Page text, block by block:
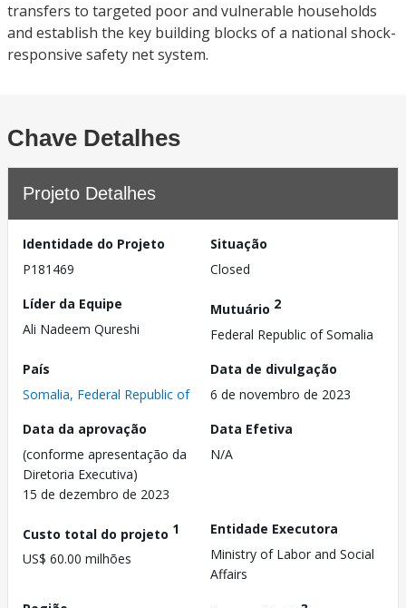
transfers to targeted poor and vulnerable households
and establish the key building blocks of a national shock-
responsive safety net system.
Chave Detalhes
Projeto Detalhes
Identidade do Projeto
P181469
Situação
Closed
Líder da Equipe
Ali Nadeem Qureshi
Mutuário 2
Federal Republic of Somalia
País
Somalia, Federal Republic of
Data de divulgação
6 de novembro de 2023
Data da aprovação
(conforme apresentação da
Diretoria Executiva)
15 de dezembro de 2023
Data Efetiva
N/A
Custo total do projeto 1
US$ 60.00 milhões
Entidade Executora
Ministry of Labor and Social
Affairs